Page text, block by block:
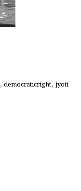
, democraticright, jyoti